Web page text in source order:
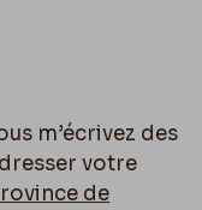
m’écrivez des
votre
de